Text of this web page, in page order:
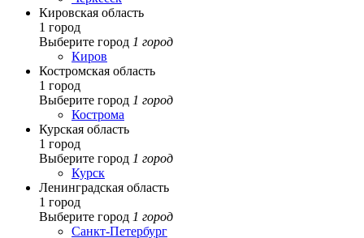
Кировская область
1 город
Выберите город 1 город
Киров
Костромская область
1 город
Выберите город 1 город
Кострома
Курская область
1 город
Выберите город 1 город
Курск
Ленинградская область
1 город
Выберите город 1 город
Санкт-Петербург